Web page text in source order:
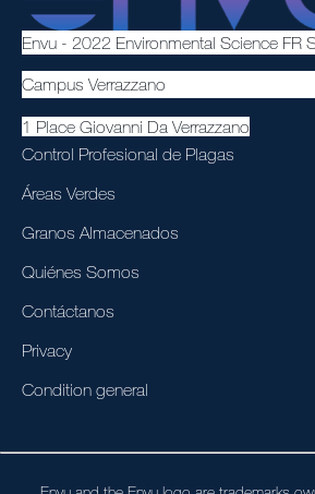
Envu - 2022 Environmental Science FR
Campus Verrazzano
1 Place Giovanni Da Verrazzano
Control Profesional de Plagas
Áreas Verdes
Granos Almacenados
Quiénes Somos
Contáctanos
Privacy
Condition general